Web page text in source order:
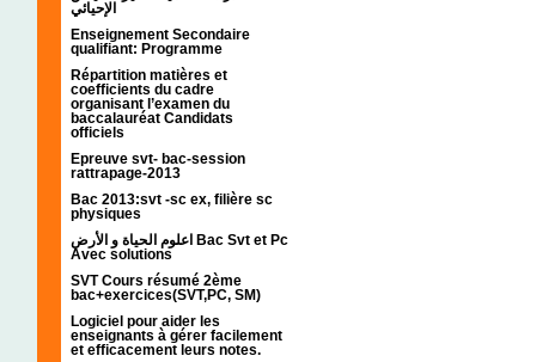
الإحيائي
Enseignement Secondaire
qualifiant: Programme
Répartition matières et
coefficients du cadre
organisant l’examen du
baccalauréat Candidats
officiels
Epreuve svt- bac-session
rattrapage-2013
Bac 2013:svt -sc ex, filière sc
physiques
اعلوم الحياة و الأرض Bac Svt et Pc
Avec solutions
SVT Cours résumé 2ème
bac+exercices(SVT,PC, SM)
Logiciel pour aider les
enseignants à gérer facilement
et efficacement leurs notes.